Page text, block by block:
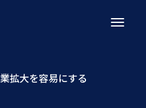
拡大を容易にする